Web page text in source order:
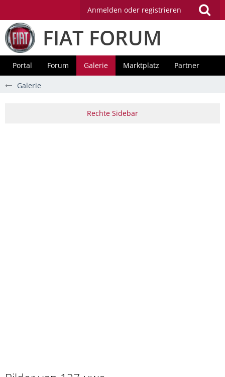
Anmelden oder registrieren
FIAT FORUM
Portal Forum Galerie Marktplatz Partner
Galerie